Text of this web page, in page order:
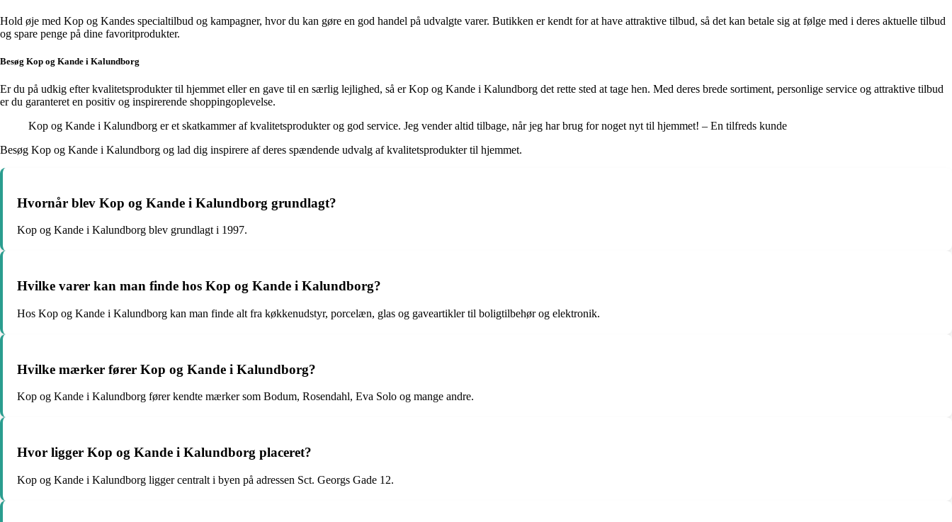
Hold øje med Kop og Kandes specialtilbud og kampagner, hvor du kan gøre en god handel på udvalgte varer. Butikken er kendt for at have attraktive tilbud, så det kan betale sig at følge med i deres aktuelle tilbud
og spare penge på dine favoritprodukter.
Besøg Kop og Kande i Kalundborg
Er du på udkig efter kvalitetsprodukter til hjemmet eller en gave til en særlig lejlighed, så er Kop og Kande i Kalundborg det rette sted at tage hen. Med deres brede sortiment, personlige service og attraktive tilbud
er du garanteret en positiv og inspirerende shoppingoplevelse.
Kop og Kande i Kalundborg er et skatkammer af kvalitetsprodukter og god service. Jeg vender altid tilbage, når jeg har brug for noget nyt til hjemmet! – En tilfreds kunde
Besøg Kop og Kande i Kalundborg og lad dig inspirere af deres spændende udvalg af kvalitetsprodukter til hjemmet.
Hvornår blev Kop og Kande i Kalundborg grundlagt?
Kop og Kande i Kalundborg blev grundlagt i 1997.
Hvilke varer kan man finde hos Kop og Kande i Kalundborg?
Hos Kop og Kande i Kalundborg kan man finde alt fra køkkenudstyr, porcelæn, glas og gaveartikler til boligtilbehør og elektronik.
Hvilke mærker fører Kop og Kande i Kalundborg?
Kop og Kande i Kalundborg fører kendte mærker som Bodum, Rosendahl, Eva Solo og mange andre.
Hvor ligger Kop og Kande i Kalundborg placeret?
Kop og Kande i Kalundborg ligger centralt i byen på adressen Sct. Georgs Gade 12.